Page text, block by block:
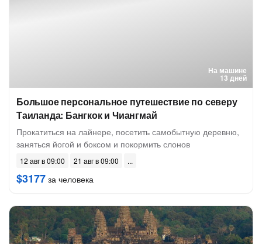
На машине
13 дней
Большое персональное путешествие по северу
Таиланда: Бангкок и Чиангмай
Прокатиться на лайнере, посетить самобытную деревню,
заняться йогой и боксом и покормить слонов
12 авг в 09:00 21 авг в 09:00
$3177 за человека